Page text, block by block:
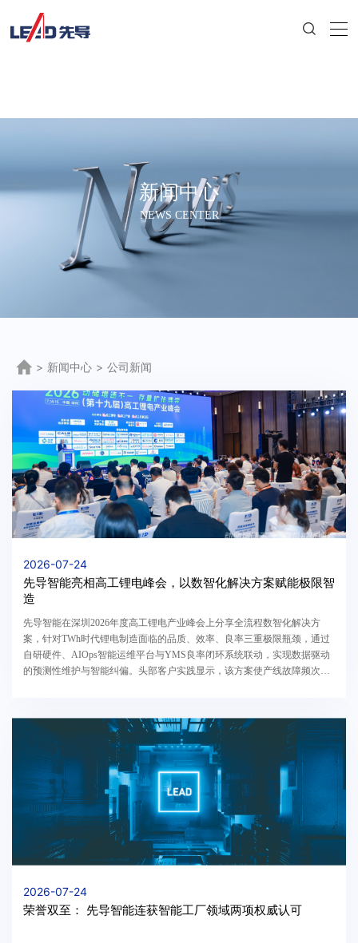
新闻中心
NEWS CENTER
> 新闻中心 > 公司新闻
2026-07-24
先导智能亮相高工锂电峰会，以数智化解决方案赋能极限智
造
先导智能在深圳2026年度高工锂电产业峰会上分享全流程数智化解决方
案，针对TWh时代锂电制造面临的品质、效率、良率三重极限瓶颈，通过
自研硬件、AIOps智能运维平台与YMS良率闭环系统联动，实现数据驱动
的预测性维护与智能纠偏。头部客户实践显示，该方案使产线故障频次降
2026-07-24
荣誉双至： 先导智能连获智能工厂领域两项权威认可